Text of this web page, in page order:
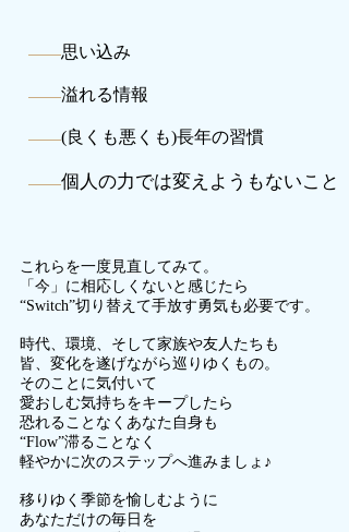
思い込み
溢れる情報
(良くも悪くも)長年の習慣
個人の力では変えようもないこと
これらを一度見直してみて。
「今」に相応しくないと感じたら
“Switch”切り替えて手放す勇気も必要です。
時代、環境、そして家族や友人たちも
皆、変化を遂げながら巡りゆくもの。
そのことに気付いて
愛おしむ気持ちをキープしたら
恐れることなくあなた自身も
“Flow”滞ることなく
軽やかに次のステップへ進みましょ♪
移りゆく季節を愉しむように
あなただけの毎日を